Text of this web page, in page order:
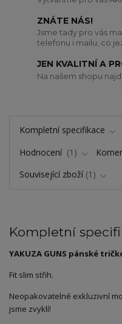
ZNÁTE NÁS!
Jsme tady pro vás
telefonu i mailu, co
JEN KVALITNÍ A
Na našem shopu
Kompletní specifikace
Hodnocení
1
Související zboží 1
Kompletní
YAKUZA GUNS pánské
Fit slim střih.
Neopakovatelné exkluzivní
jsme zvyklí!